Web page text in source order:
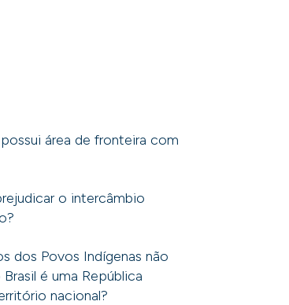
área de fronteira com
o intercâmbio
dos Povos Indígenas não
é uma República
nacional?